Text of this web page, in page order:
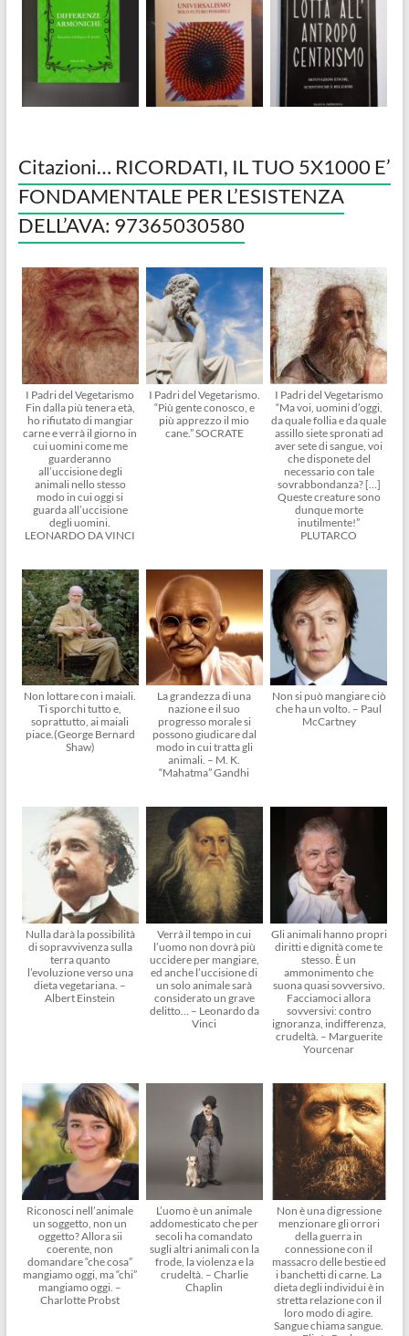
Citazioni… RICORDATI, IL TUO 5X1000 E’
FONDAMENTALE PER L’ESISTENZA
DELL’AVA: 97365030580
I Padri del Vegetarismo
Fin dalla più tenera età,
ho rifiutato di mangiar
carne e verrà il giorno in
cui uomini come me
guarderanno
all’uccisione degli
animali nello stesso
modo in cui oggi si
guarda all’uccisione
degli uomini.
LEONARDO DA VINCI
I Padri del Vegetarismo.
“Più gente conosco, e
più apprezzo il mio
cane.” SOCRATE
I Padri del Vegetarismo
“Ma voi, uomini d’oggi,
da quale follia e da quale
assillo siete spronati ad
aver sete di sangue, voi
che disponete del
necessario con tale
sovrabbondanza? […]
Queste creature sono
dunque morte
inutilmente!”
PLUTARCO
Non lottare con i maiali.
Ti sporchi tutto e,
soprattutto, ai maiali
piace.(George Bernard
Shaw)
La grandezza di una
nazione e il suo
progresso morale si
possono giudicare dal
modo in cui tratta gli
animali. – M. K.
“Mahatma” Gandhi
Non si può mangiare ciò
che ha un volto. – Paul
McCartney
Nulla darà la possibilità
di sopravvivenza sulla
terra quanto
l’evoluzione verso una
dieta vegetariana. –
Albert Einstein
Verrà il tempo in cui
l’uomo non dovrà più
uccidere per mangiare,
ed anche l’uccisione di
un solo animale sarà
considerato un grave
delitto… – Leonardo da
Vinci
Gli animali hanno propri
diritti e dignità come te
stesso. È un
ammonimento che
suona quasi sovversivo.
Facciamoci allora
sovversivi: contro
ignoranza, indifferenza,
crudeltà. – Marguerite
Yourcenar
Riconosci nell’animale
un soggetto, non un
oggetto? Allora sii
coerente, non
domandare “che cosa”
mangiamo oggi, ma “chi”
mangiamo oggi. –
Charlotte Probst
L’uomo è un animale
addomesticato che per
secoli ha comandato
sugli altri animali con la
frode, la violenza e la
crudeltà. – Charlie
Chaplin
Non è una digressione
menzionare gli orrori
della guerra in
connessione con il
massacro delle bestie ed
i banchetti di carne. La
dieta degli individui è in
stretta relazione con il
loro modo di agire.
Sangue chiama sangue.